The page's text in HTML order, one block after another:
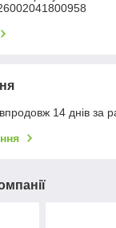
14 днів за